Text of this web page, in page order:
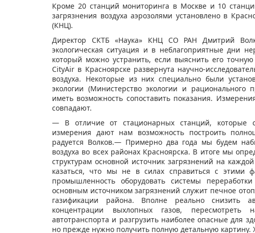
Кроме 20 станций мониторинга в Москве и 10
загрязнения воздуха аэрозолями установлено в
(КНЦ).
Директор СКТБ «Наука» КНЦ СО РАН Дмитрий
экологическая ситуация и в неблагоприятные дни
который можно устранить, если выяснить его
CityAir в Красноярске развернута научно-
воздуха. Некоторые из них специально были
экологии (Министерство экологии и рационального
иметь возможность сопоставить показания.
совпадают.
— В отличие от стационарных станций, которые
измерения дают нам возможность построить
радуется Волков.— Примерно два года мы будем
воздуха во всех районах Красноярска. В итоге мы
структурам основной источник загрязнений на
казаться, что мы не в силах справиться с этими
промышленность оборудовать системы
основным источником загрязнений служит печное
газификации района. Вполне реально снизить
концентрации выхлопных газов, пересмотреть
автотранспорта и разгрузить наиболее опасные для
но прежде нужно получить полную детальную картину.